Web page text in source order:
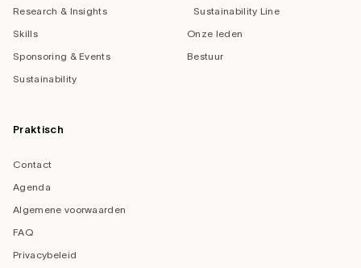
Research & Insights
Skills
Sponsoring & Events
Sustainability
Sustainability Line
Onze leden
Bestuur
Praktisch
Contact
Agenda
Algemene voorwaarden
FAQ
Privacybeleid